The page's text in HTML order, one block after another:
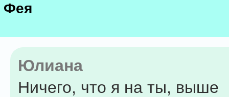
Фея
Юлиана
Ничего, что я на ты, выше